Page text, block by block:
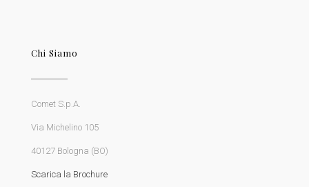
Chi Siamo
Comet S.p.A.
Via Michelino 105
40127 Bologna (BO)
Scarica la Brochure